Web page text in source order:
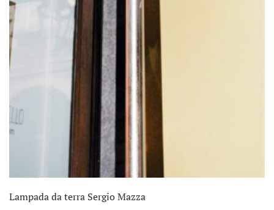
Lampada da terra Sergio Mazza